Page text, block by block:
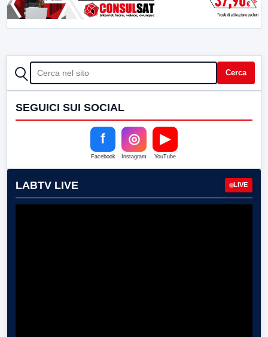
CERCA Cerca
SEGUICI SUI SOCIAL
f
Facebook
◎
Instagram
▶
YouTube
LABTV LIVE LIVE